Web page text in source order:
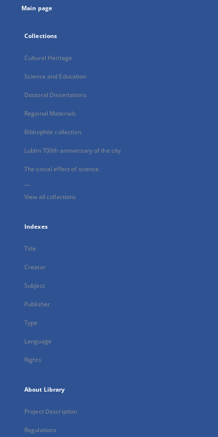
Main page
Collections
Cultural Heritage
Science and Education
Doctoral Dissertations
Regional Materials
Bibliophile collection
Lublin 700th anniversary of the city
The social effect of science
...
View all collections
Indexes
Title
Creator
Subject
Publisher
Type
Language
Rights
About Library
Project Description
Regulations